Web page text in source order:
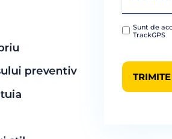
Sunt de
TrackGPS